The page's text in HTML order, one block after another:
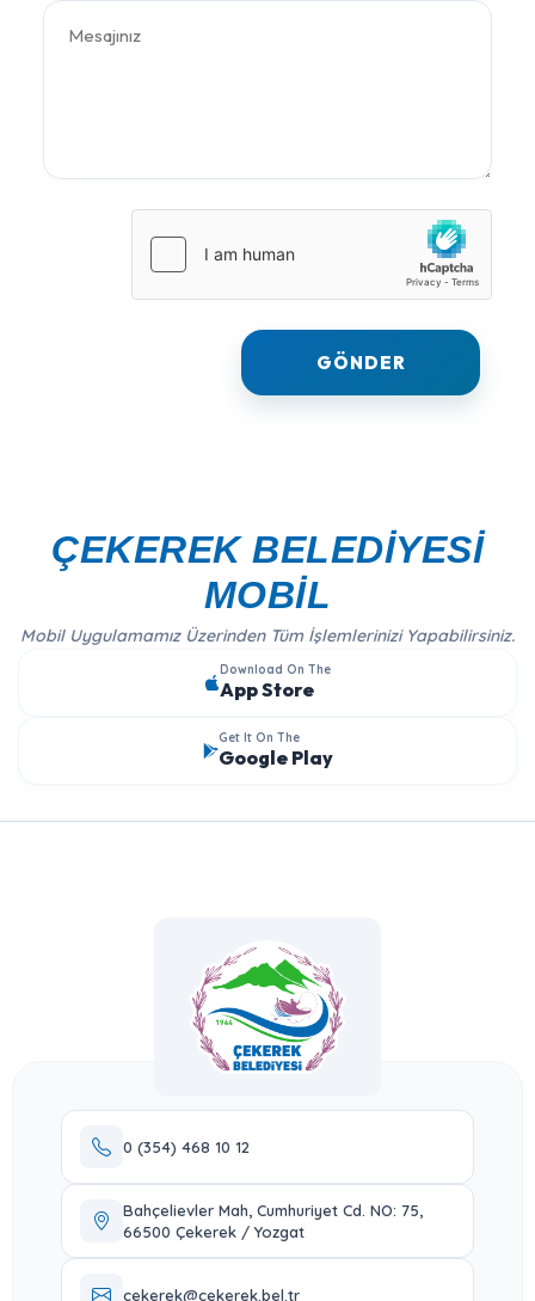
ÇEKEREK BELEDİYESİ
MOBİL
Mobil Uygulamamız Üzerinden Tüm İşlemlerinizi Yapabilirsiniz.
Download On The
App Store
Get It On The
Google Play
0 (354) 468 10 12
Bahçelievler Mah, Cumhuriyet Cd. NO: 75,
66500 Çekerek / Yozgat
cekerek@cekerek.bel.tr